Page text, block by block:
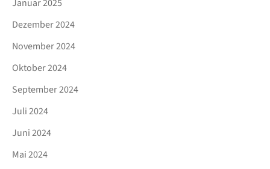
Januar 2025
Dezember 2024
November 2024
Oktober 2024
September 2024
Juli 2024
Juni 2024
Mai 2024